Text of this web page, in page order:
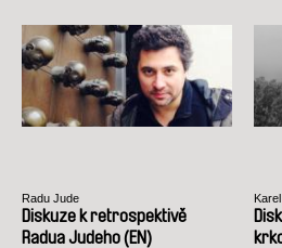
Radu Jude
Diskuze k retrospektivě
Radua Judeho (EN)